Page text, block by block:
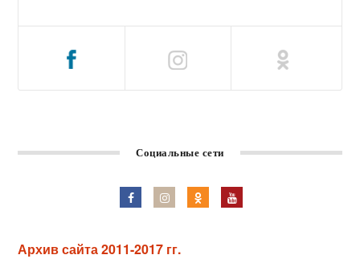
Социальные сети
Архив сайта 2011-2017 гг.